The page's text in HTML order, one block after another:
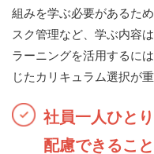
組みを学ぶ必要があるた
スク管理など、学ぶ内容
ラーニングを活用するに
じたカリキュラム選択が重
社員一人ひと
配慮できること